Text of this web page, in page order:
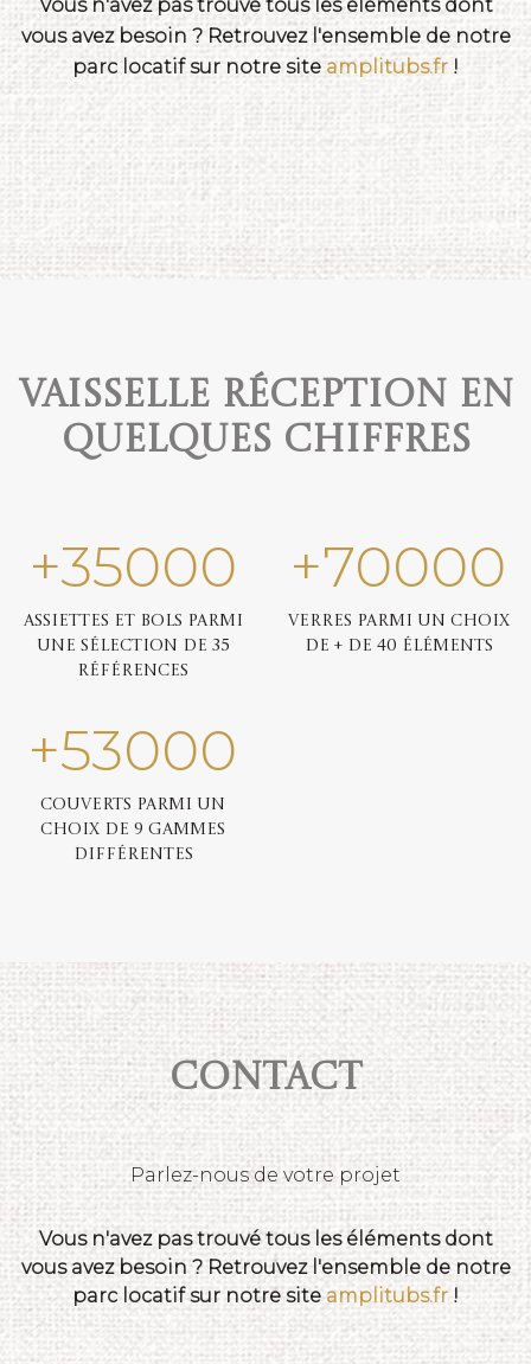
Vous n'avez pas trouvé tous les éléments dont
vous avez besoin ? Retrouvez l'ensemble de notre
parc locatif sur notre site amplitubs.fr !
Vaisselle réception en
quelques chiffres
+35000
Assiettes et bols parmi
une sélection de 35
références
+70000
Verres parmi un choix
de + de 40 éléments
+53000
Couverts parmi un
choix de 9 gammes
différentes
Contact
Parlez-nous de votre projet
Vous n'avez pas trouvé tous les éléments dont
vous avez besoin ? Retrouvez l'ensemble de notre
parc locatif sur notre site amplitubs.fr !